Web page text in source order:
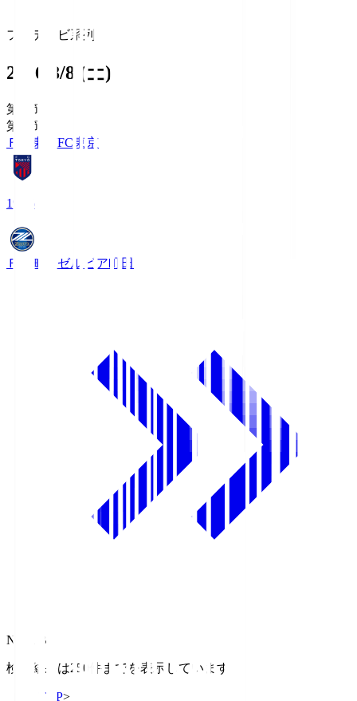
フジテレビ系列
2026/8/8 (土)
第1節
第1節
ＦＣ東京 FC東京
19:06
ＦＣ町田ゼルビア町田
NHK BS
検索結果は250件までを表示しています
TOP>